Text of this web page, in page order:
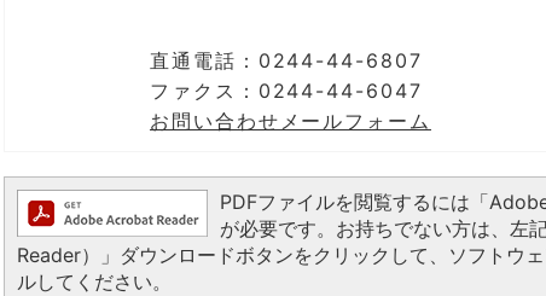
直通電話：0244-44-6807
ファクス：0244-44-6047
お問い合わせメールフォーム
PDFファイルを閲覧するには「
が必要です。お持ちでない方は、
Reader）」ダウンロードボタンをクリックして、ソフトウ
ルしてください。